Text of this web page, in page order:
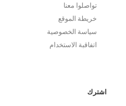
تواصلوا معنا
خريطة الموقع
سياسة الخصوصية
اتفاقبة الاستخدام
اشترك